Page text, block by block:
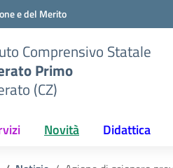
e del Merito
Comprensivo Statale
Primo
(CZ)
Novità Didattica